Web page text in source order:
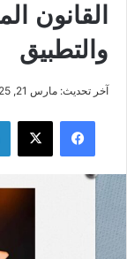
القانون
والتطبيق
آخر تحديث: مارس 21, 2025
فيسبوك